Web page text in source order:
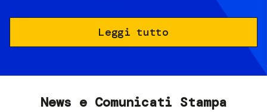
Leggi tutto
News e Comunicati Stampa